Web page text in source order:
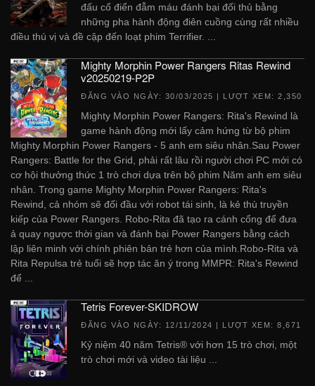
đấu cổ điển đẫm máu đánh bại đối thủ bằng
những pha hành động điên cuồng cùng rất nhiều
điều thú vị và đề cập đến loạt phim Terrifier. ...
Mighty Morphin Power Rangers Ritas Rewind
v20250219-P2P
ĐĂNG VÀO NGÀY: 30/03/2025 | LƯỢT XEM: 2,350
Mighty Morphin Power Rangers: Rita's Rewind là
game hành động mới lấy cảm hứng từ bộ phim
Mighty Morphin Power Rangers - 5 anh em siêu nhân.Sau Power
Rangers: Battle for the Grid, phải rất lâu rồi người chơi PC mới có
cơ hội thưởng thức 1 trò chơi dựa trên bộ phim Năm anh em siêu
nhân. Trong game Mighty Morphin Power Rangers: Rita's
Rewind, cả nhóm sẽ đối đầu với robot tái sinh, là kẻ thù truyền
kiếp của Power Rangers. Robo-Rita đã tạo ra cánh cổng để đưa
ả quay ngược thời gian và đánh bại Power Rangers bằng cách
lập liên minh với chính phiên bản trẻ hơn của mình.Robo-Rita và
Rita Repulsa trẻ tuổi sẽ hợp tác ăn ý trong MMPR: Rita's Rewind
để ...
Tetris Forever-SKIDROW
ĐĂNG VÀO NGÀY: 12/11/2024 | LƯỢT XEM: 8,671
Kỷ niệm 40 năm Tetris® với hơn 15 trò chơi, một
trò chơi mới và video tài liệu ...